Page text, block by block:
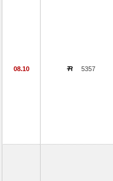
08.10 5357